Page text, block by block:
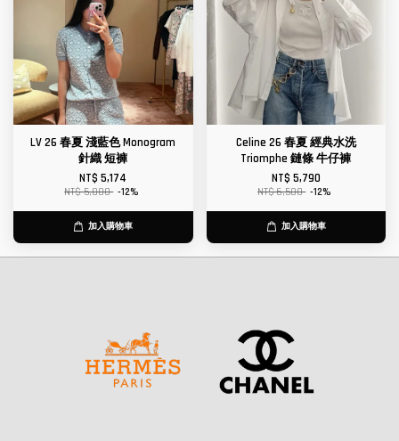
LV 26 春夏 淺藍色 Monogram
針織 短褲
NT$ 5,174
NT$ 5,880 -12%
加入購物車
Celine 26 春夏 經典水洗
Triomphe 鏈條 牛仔褲
NT$ 5,790
NT$ 6,580 -12%
加入購物車